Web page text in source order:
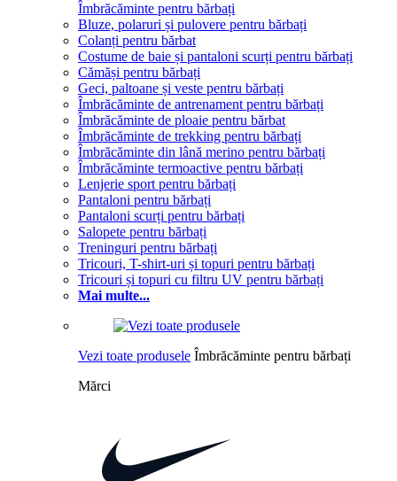
Îmbrăcăminte pentru bărbați
Bluze, polaruri și pulovere pentru bărbați
Colanți pentru bărbat
Costume de baie și pantaloni scurți pentru bărbați
Cămăși pentru bărbați
Geci, paltoane și veste pentru bărbați
Îmbrăcăminte de antrenament pentru bărbați
Îmbrăcăminte de ploaie pentru bărbat
Îmbrăcăminte de trekking pentru bărbați
Îmbrăcăminte din lână merino pentru bărbați
Îmbrăcăminte termoactive pentru bărbați
Lenjerie sport pentru bărbați
Pantaloni pentru bărbați
Pantaloni scurți pentru bărbați
Salopete pentru bărbați
Treninguri pentru bărbați
Tricouri, T-shirt-uri și topuri pentru bărbați
Tricouri și topuri cu filtru UV pentru bărbați
Mai multe...
Vezi toate produsele Îmbrăcăminte pentru bărbați
Mărci